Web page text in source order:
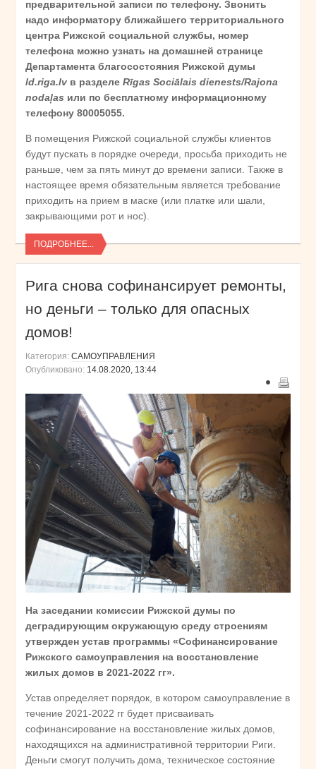
предварительной записи по телефону. Звонить
надо информатору ближайшего территориального
центра Рижской социальной службы, номер
телефона можно узнать на домашней странице
Департамента благосостояния Рижской думы
ld.riga.lv в разделе Rīgas Sociālais dienests/Rajona
nodaļas или по бесплатному информационному
телефону 80005055.
В помещения Рижской социальной службы клиентов
будут пускать в порядке очереди, просьба приходить не
раньше, чем за пять минут до времени записи. Также в
настоящее время обязательным является требование
приходить на прием в маске (или платке или шали,
закрывающими рот и нос).
ПОДРОБНЕЕ...
Рига снова софинансирует ремонты,
но деньги – только для опасных
домов!
Категория: САМОУПРАВЛЕНИЯ
Опубликовано: 14.08.2020, 13:44
На заседании комиссии Рижской думы по
деградирующим окружающую среду строениям
утвержден устав программы «Софинансирование
Рижского самоуправления на восстановление
жилых домов в 2021-2022 гг».
Устав определяет порядок, в котором самоуправление в
течение 2021-2022 гг будет присваивать
софинансирование на восстановление жилых домов,
находящихся на административной территории Риги.
Деньги смогут получить дома, техническое состояние